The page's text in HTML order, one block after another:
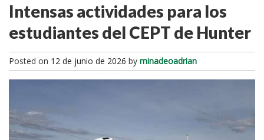
Intensas actividades para los
estudiantes del CEPT de Hunter
Posted on 12 de junio de 2026 by minadeoadrian